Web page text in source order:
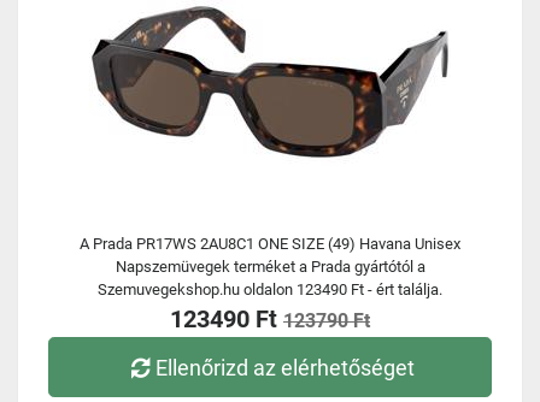
A Prada PR17WS 2AU8C1 ONE SIZE (49) Havana Unisex
Napszemüvegek terméket a Prada gyártótól a
Szemuvegekshop.hu oldalon 123490 Ft - ért találja.
123490 Ft 123790 Ft
Ellenőrizd az elérhetőséget